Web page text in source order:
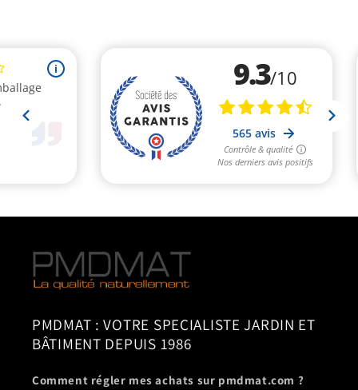
PMDMAT : VOTRE SPECIALISTE JARDIN ET
BÂTIMENT DEPUIS 1986
Comment régler mes achats sur pmdmat.com ?